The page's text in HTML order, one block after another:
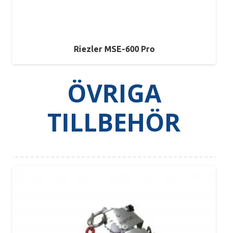
Riezler MSE-600 Pro
ÖVRIGA
TILLBEHÖR